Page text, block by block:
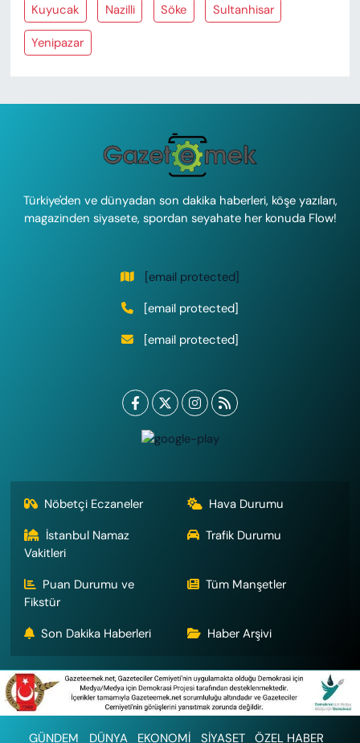
Kuyucak Nazilli Söke Sultanhisar
Yenipazar
Türkiye'den ve dünyadan son dakika haberleri, köşe yazıları,
magazinden siyasete, spordan seyahate her konuda Flow!
[email protected]
[email protected]
[email protected]
Nöbetçi Eczaneler
Hava Durumu
İstanbul Namaz
Vakitleri
Trafik Durumu
Puan Durumu ve
Fikstür
Tüm Manşetler
Son Dakika Haberleri Haber Arşivi
GÜNDEM DÜNYA EKONOMİ SİYASET ÖZEL HABER